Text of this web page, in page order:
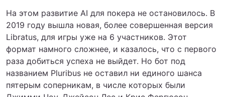
На этом развитие AI для покера не остановилось. В
2019 году вышла новая, более совершенная версия
Libratus, для игры уже на 6 участников. Этот
формат намного сложнее, и казалось, что с первого
раза добиться успеха не выйдет. Но бот под
названием Pluribus не оставил ни единого шанса
пятерым соперникам, в числе которых были